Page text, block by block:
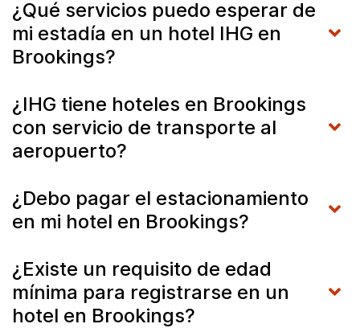
¿Qué servicios puedo esperar de
mi estadía en un hotel IHG en
Brookings?
¿IHG tiene hoteles en Brookings
con servicio de transporte al
aeropuerto?
¿Debo pagar el estacionamiento
en mi hotel en Brookings?
¿Existe un requisito de edad
mínima para registrarse en un
hotel en Brookings?